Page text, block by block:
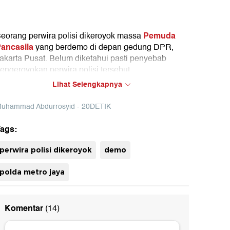
perwira polisi dikeroyok massaPemuda
yang berdemo di depan gedung DPR,
Pusat. Belum diketahui pasti penyebab
perwira polisi tersebut.
Polda Metro Jaya mengamankan 21 anggota
Pancasila terkait dengan pengeroyokan
polisi saat demo di depan Gedung DPR,
(24/11). 15 diantaranya ditetapkan sebagai
karena terbukti bawa senjata tajam.
Lihat Selengkapnya
Abdurrosyid - 20DETIK
perwira polisi dikeroyok demo
polda metro jaya